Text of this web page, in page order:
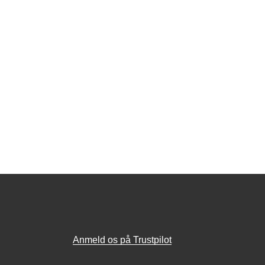
Anmeld os på Trustpilot